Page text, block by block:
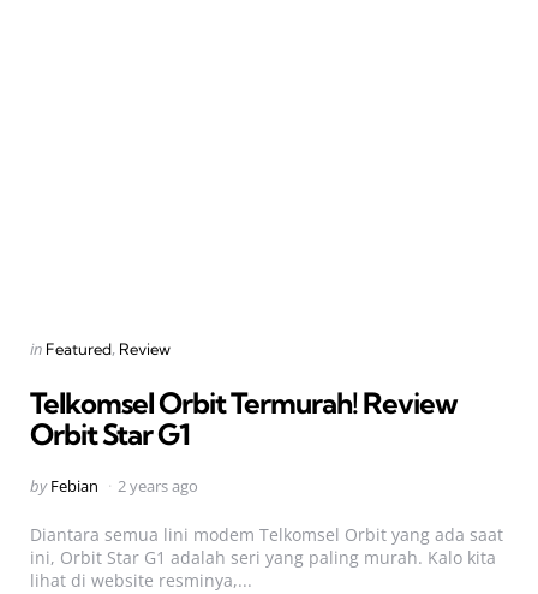
Categories
Posted
in Featured Review
Telkomsel Orbit Termurah! Review
Orbit Star G1
Posted
by Febian 2 years ago
Diantara semua lini modem Telkomsel Orbit yang ada saat
ini, Orbit Star G1 adalah seri yang paling murah. Kalo kita
lihat di website resminya,...